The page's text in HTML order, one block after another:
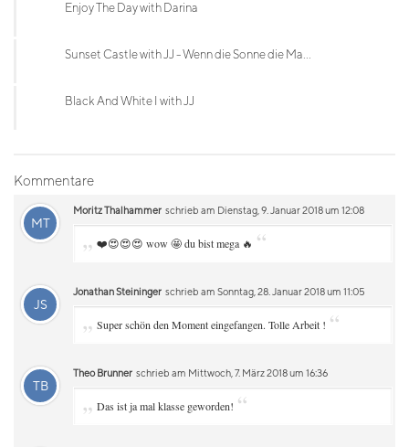
Enjoy The Day with Darina
Sunset Castle with JJ - Wenn die Sonne die Ma...
Black And White I with JJ
Kommentare
MT
Moritz Thalhammer schrieb am Dienstag, 9. Januar 2018 um 12:08
„ ❤️😍😍😍 wow 🤩 du bist mega 🔥 “
JS
Jonathan Steininger schrieb am Sonntag, 28. Januar 2018 um 11:05
„ Super schön den Moment eingefangen. Tolle Arbeit ! “
TB
Theo Brunner schrieb am Mittwoch, 7. März 2018 um 16:36
„ Das ist ja mal klasse geworden! “